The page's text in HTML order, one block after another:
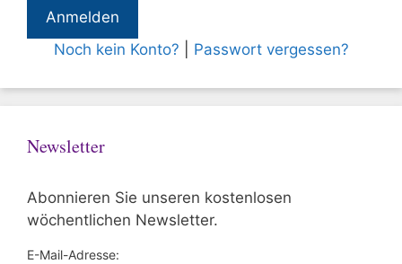
Noch kein Konto? Passwort vergessen?
Newsletter
Abonnieren Sie unseren kostenlosen
wöchentlichen Newsletter.
E-Mail-Adresse: